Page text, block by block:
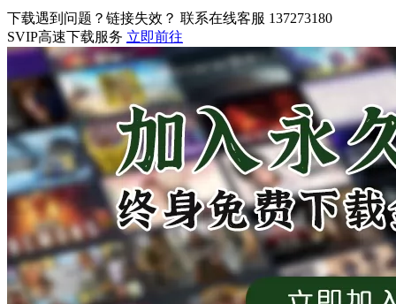
下载遇到问题？链接失效？ 联系在线客服 137273180
SVIP高速下载服务 立即前往